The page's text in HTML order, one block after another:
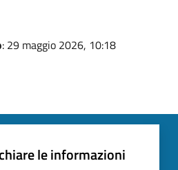
: 29 maggio 2026, 10:18
le informazioni